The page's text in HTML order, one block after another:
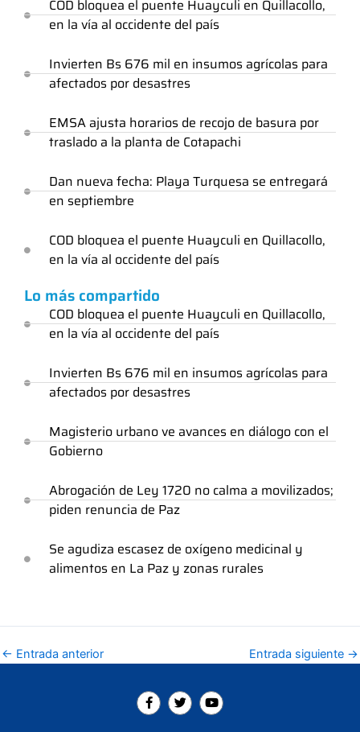
COD bloquea el puente Huayculi en Quillacollo,
en la vía al occidente del país
Invierten Bs 676 mil en insumos agrícolas para
afectados por desastres
EMSA ajusta horarios de recojo de basura por
traslado a la planta de Cotapachi
Dan nueva fecha: Playa Turquesa se entregará
en septiembre
COD bloquea el puente Huayculi en Quillacollo,
en la vía al occidente del país
Lo más compartido
COD bloquea el puente Huayculi en Quillacollo,
en la vía al occidente del país
Invierten Bs 676 mil en insumos agrícolas para
afectados por desastres
Magisterio urbano ve avances en diálogo con el
Gobierno
Abrogación de Ley 1720 no calma a movilizados;
piden renuncia de Paz
Se agudiza escasez de oxígeno medicinal y
alimentos en La Paz y zonas rurales
← Entrada anterior Entrada siguiente →
F
a
c
T
w
i
Y
o
u